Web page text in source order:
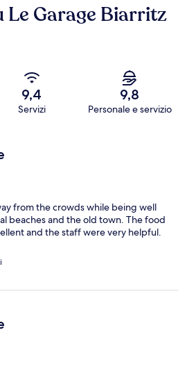
Le Garage Biarritz
9,4
Servizi
9,8
Personale e servizio
from the crowds while being well
beaches and the old town. The food
and the staff were very helpful.